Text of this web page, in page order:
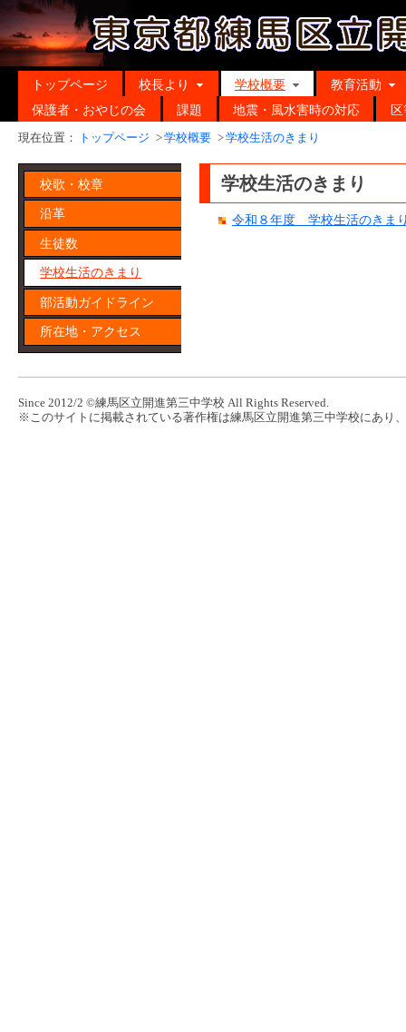
トップページ 校長より 学校概要
教育活動
保護者・おやじの会
課題 地震・風水害時の対応
現在位置： トップページ >学校概要 >学校生活のきまり
校歌・校章
沿革
生徒数
学校生活のきまり
部活動ガイドライン
所在地・アクセス
学校生活のきまり
令和８年度 学校生活のきま
Since 2012/2 ©練馬区立開進第三中学校 All Rights Reserved.
※このサイトに掲載されている著作権は練馬区立開進第三中学校にあり